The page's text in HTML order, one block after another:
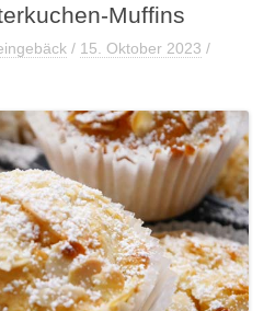
Muffins
/ 15. Oktober 2023 /